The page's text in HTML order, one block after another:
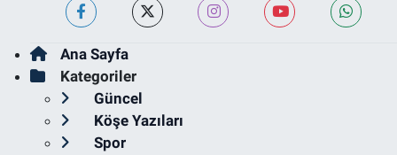
Ana Sayfa
Kategoriler
Güncel
Köşe Yazıları
Spor